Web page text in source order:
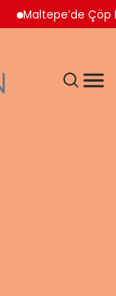
Maltepe’de Çöp Ev